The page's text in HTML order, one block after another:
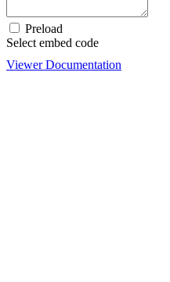
Preload
Select embed code
Viewer Documentation